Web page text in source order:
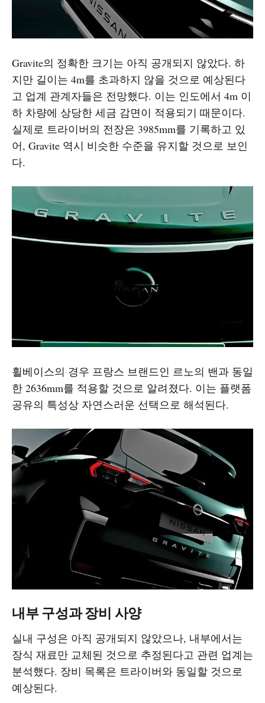
Gravite의 정확한 크기는 아직 공개되지 않았다. 하
지만 길이는 4m를 초과하지 않을 것으로 예상된다
고 업계 관계자들은 전망했다. 이는 인도에서 4m 이
하 차량에 상당한 세금 감면이 적용되기 때문이다.
실제로 트라이버의 전장은 3985mm를 기록하고 있
어, Gravite 역시 비슷한 수준을 유지할 것으로 보인
다.
휠베이스의 경우 프랑스 브랜드인 르노의 밴과 동일
한 2636mm를 적용할 것으로 알려졌다. 이는 플랫폼
공유의 특성상 자연스러운 선택으로 해석된다.
내부 구성과 장비 사양
실내 구성은 아직 공개되지 않았으나, 내부에서는
장식 재료만 교체된 것으로 추정된다고 관련 업계는
분석했다. 장비 목록은 트라이버와 동일할 것으로
예상된다.